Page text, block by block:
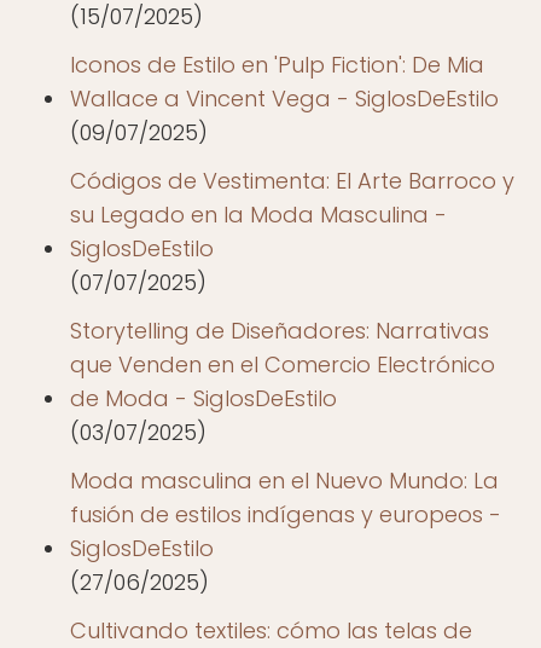
(15/07/2025)
Iconos de Estilo en 'Pulp Fiction': De Mia
Wallace a Vincent Vega - SiglosDeEstilo
(09/07/2025)
Códigos de Vestimenta: El Arte Barroco y
su Legado en la Moda Masculina -
SiglosDeEstilo
(07/07/2025)
Storytelling de Diseñadores: Narrativas
que Venden en el Comercio Electrónico
de Moda - SiglosDeEstilo
(03/07/2025)
Moda masculina en el Nuevo Mundo: La
fusión de estilos indígenas y europeos -
SiglosDeEstilo
(27/06/2025)
Cultivando textiles: cómo las telas de